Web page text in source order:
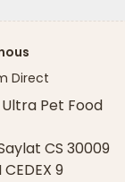
Direct
Pet Food
CS 30009
9